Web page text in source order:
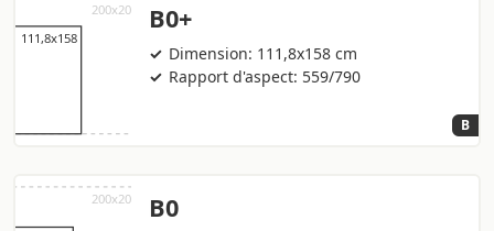
B0+
Dimension: 111,8x158 cm
Rapport d'aspect: 559/790
B
B0